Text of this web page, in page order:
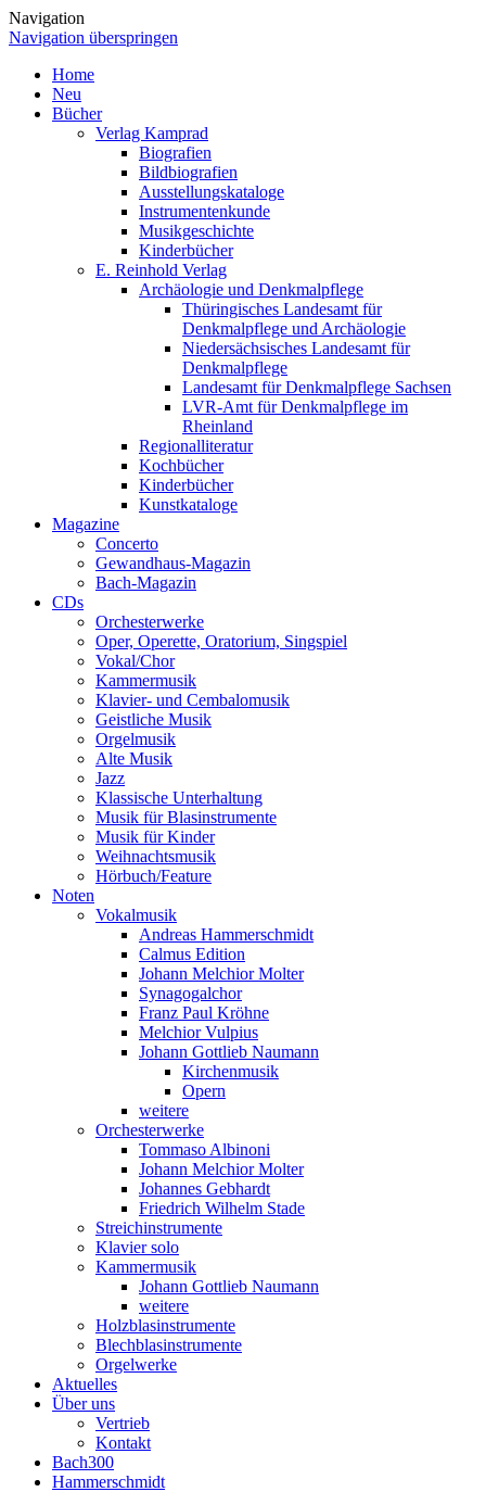
Navigation
Navigation überspringen
Home
Neu
Bücher
Verlag Kamprad
Biografien
Bildbiografien
Ausstellungskataloge
Instrumentenkunde
Musikgeschichte
Kinderbücher
E. Reinhold Verlag
Archäologie und Denkmalpflege
Thüringisches Landesamt für
Denkmalpflege und Archäologie
Niedersächsisches Landesamt für
Denkmalpflege
Landesamt für Denkmalpflege Sachsen
LVR-Amt für Denkmalpflege im
Rheinland
Regionalliteratur
Kochbücher
Kinderbücher
Kunstkataloge
Magazine
Concerto
Gewandhaus-Magazin
Bach-Magazin
CDs
Orchesterwerke
Oper, Operette, Oratorium, Singspiel
Vokal/Chor
Kammermusik
Klavier- und Cembalomusik
Geistliche Musik
Orgelmusik
Alte Musik
Jazz
Klassische Unterhaltung
Musik für Blasinstrumente
Musik für Kinder
Weihnachtsmusik
Hörbuch/Feature
Noten
Vokalmusik
Andreas Hammerschmidt
Calmus Edition
Johann Melchior Molter
Synagogalchor
Franz Paul Kröhne
Melchior Vulpius
Johann Gottlieb Naumann
Kirchenmusik
Opern
weitere
Orchesterwerke
Tommaso Albinoni
Johann Melchior Molter
Johannes Gebhardt
Friedrich Wilhelm Stade
Streichinstrumente
Klavier solo
Kammermusik
Johann Gottlieb Naumann
weitere
Holzblasinstrumente
Blechblasinstrumente
Orgelwerke
Aktuelles
Über uns
Vertrieb
Kontakt
Bach300
Hammerschmidt